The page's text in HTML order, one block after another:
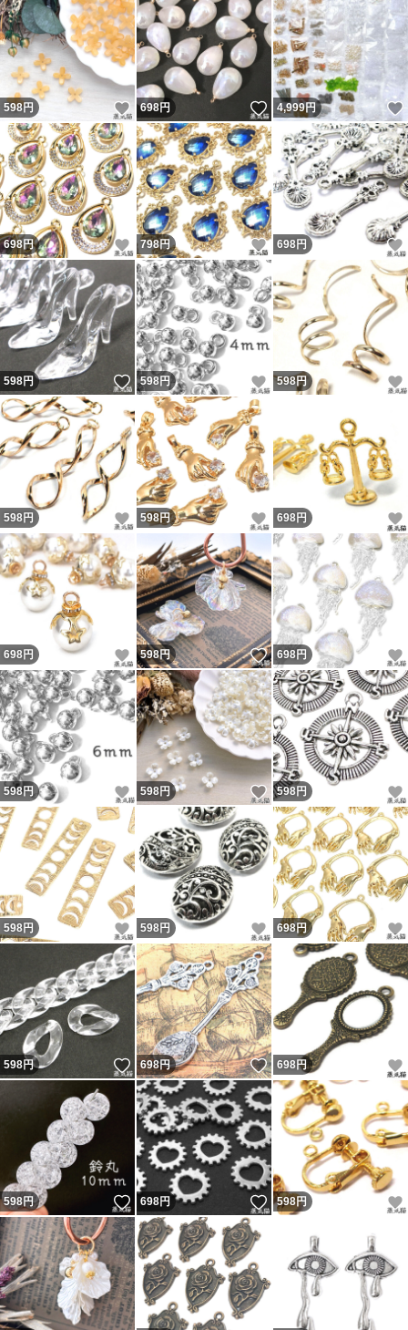
598円 いいね！
698円 いいね！
4,999円
698円 いいね！
798円 いいね！
698円
598円 いいね！
598円 いいね！
598円
598円 いいね！
598円 いいね！
698円
698円 いいね！
598円 いいね！
698円
598円 いいね！
598円 いいね！
598円
598円 いいね！
598円 いいね！
698円
598円 いいね！
698円 いいね！
698円
598円 いいね！
698円 いいね！
598円